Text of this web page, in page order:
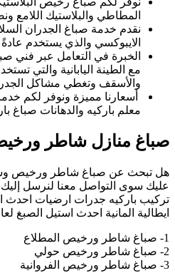
المطاطي والبلاستيك
نقدم خدمة صباغ الجدران
الايبوكسي والذي يستخدم عادةً
الخبرة في التعامل عبر فني
مع الطينة اليابانية والتي
والأسقف وتغطي مشاكل
أسعارنا مميزة ونوفر لكم
معلم باركيه والدهانات صباغ
صباغ منازل شاطر
هل تبحث عن صباغ شاطر ورخيص
عليك سوى التواصل معنا لنرسل
تركيب باركيه جدرات ارضيات احدث
ايطالية المانية احدث استيل الصبغ لعام
1- صباغ شاطر ورخيص المطلاع
2- صباغ شاطر ورخيص حولي
3- صباغ شاطر ورخيص الفروانية